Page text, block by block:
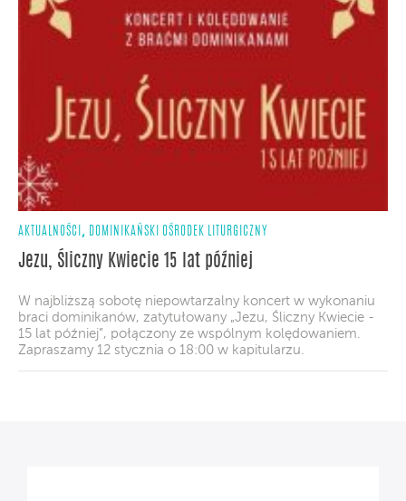
AKTUALNOŚCI , DOMINIKAŃSKI OŚRODEK LITURGICZNY
Jezu, Śliczny Kwiecie 15 lat później
W najbliższą sobotę niepowtarzalny koncert w wykonaniu
braci dominikanów, zatytułowany „Jezu, Śliczny Kwiecie -
15 lat później”, połączony ze wspólnym kolędowaniem.
Zapraszamy 12 stycznia o 18:00 w kapitularzu.